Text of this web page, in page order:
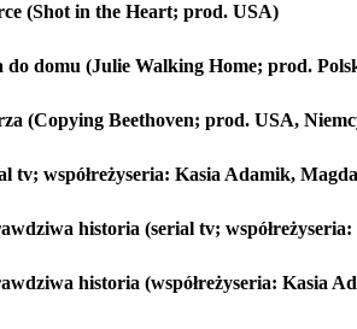
(Shot in the Heart; prod. USA)
do domu (Julie Walking Home; prod.
(Copying Beethoven; prod. USA,
tv; współreżyseria: Kasia Adamik,
historia (serial tv;
historia (współreżyseria: Kasia